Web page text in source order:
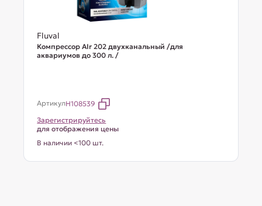
Fluval
Компрессор AIr 202 двухканальный /для
аквариумов до 300 л. /
АртикулH108539
Зарегистрируйтесь
для отображения цены
В наличии <100 шт.